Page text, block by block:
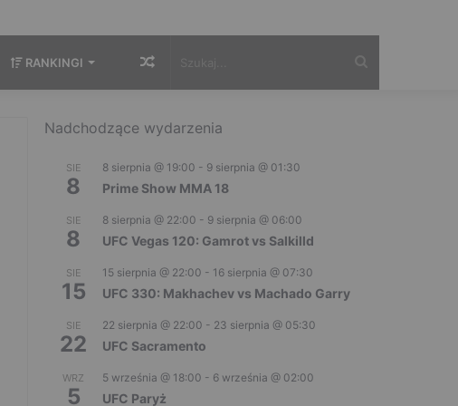
RANKINGI Losowy
Nadchodzące wydarzenia
SIE
8
8 sierpnia @ 19:00 - 9 sierpnia @ 01:30
Prime Show MMA 18
SIE
8
8 sierpnia @ 22:00 - 9 sierpnia @ 06:00
UFC Vegas 120: Gamrot vs Salkilld
SIE
15
15 sierpnia @ 22:00 - 16 sierpnia @ 07:30
UFC 330: Makhachev vs Machado Garry
SIE
22
22 sierpnia @ 22:00 - 23 sierpnia @ 05:30
UFC Sacramento
WRZ
5
5 września @ 18:00 - 6 września @ 02:00
UFC Paryż